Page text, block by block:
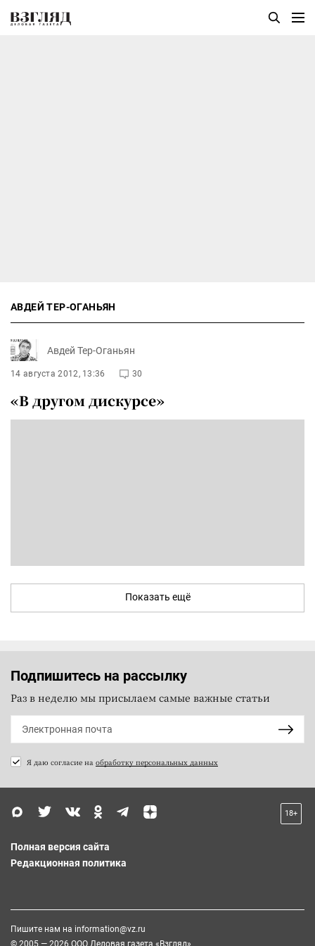
АВДЕЙ ТЕР-ОГАНЬЯН
Авдей Тер-Оганьян
14 августа 2012, 13:36 30
«В другом дискурсе»
Показать ещё
Подпишитесь на рассылку
Раз в неделю мы присылаем самые важные статьи
Я даю согласие на обработку персональных данных
18+
Полная версия сайта
Редакционная политика
Пишите нам на information@vz.ru
© 2005 — 2026 ООО Деловая газета «Взгляд»